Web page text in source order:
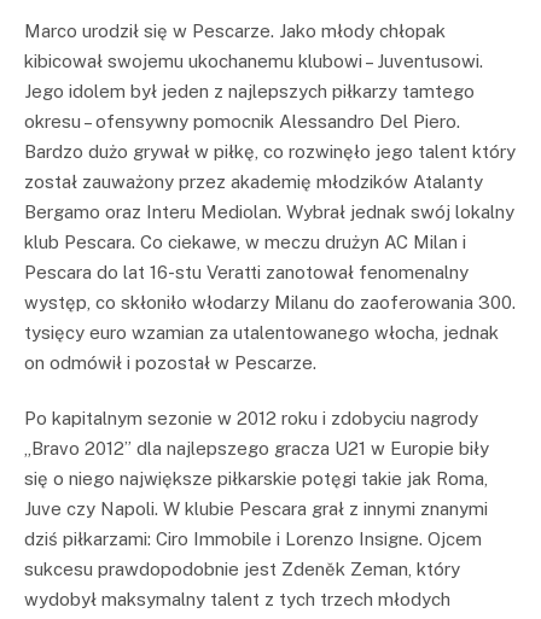
Marco urodził się w Pescarze. Jako młody chłopak
kibicował swojemu ukochanemu klubowi – Juventusowi.
Jego idolem był jeden z najlepszych piłkarzy tamtego
okresu – ofensywny pomocnik Alessandro Del Piero.
Bardzo dużo grywał w piłkę, co rozwinęło jego talent który
został zauważony przez akademię młodzików Atalanty
Bergamo oraz Interu Mediolan. Wybrał jednak swój lokalny
klub Pescara. Co ciekawe, w meczu drużyn AC Milan i
Pescara do lat 16-stu Veratti zanotował fenomenalny
występ, co skłoniło włodarzy Milanu do zaoferowania 300.
tysięcy euro wzamian za utalentowanego włocha, jednak
on odmówił i pozostał w Pescarze.
Po kapitalnym sezonie w 2012 roku i zdobyciu nagrody
„Bravo 2012” dla najlepszego gracza U21 w Europie biły
się o niego największe piłkarskie potęgi takie jak Roma,
Juve czy Napoli. W klubie Pescara grał z innymi znanymi
dziś piłkarzami: Ciro Immobile i Lorenzo Insigne. Ojcem
sukcesu prawdopodobnie jest Zdeněk Zeman, który
wydobył maksymalny talent z tych trzech młodych